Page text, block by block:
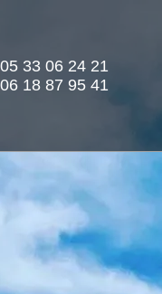
05 33 06 24 21
06 18 87 95 41